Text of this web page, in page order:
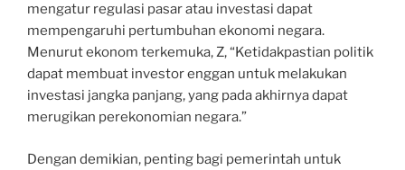
mengatur regulasi pasar atau investasi dapat
mempengaruhi pertumbuhan ekonomi negara.
Menurut ekonom terkemuka, Z, “Ketidakpastian politik
dapat membuat investor enggan untuk melakukan
investasi jangka panjang, yang pada akhirnya dapat
merugikan perekonomian negara.”
Dengan demikian, penting bagi pemerintah untuk